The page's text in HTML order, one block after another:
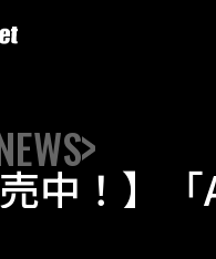
売中！】「
日号に中田